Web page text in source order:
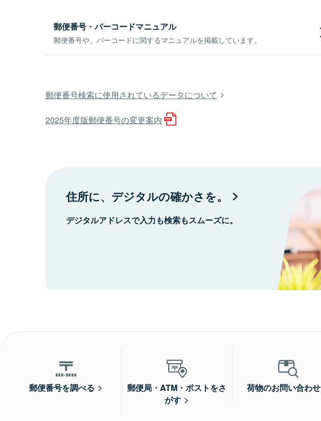
郵便番号・バーコードマニュアル
郵便番号や、バーコードに関するマニュアルを掲載しています。
郵便番号検索に使用されているデータについて
2025年度版郵便番号の変更案内
住所に、デジタルの確かさを。
デジタルアドレスで入力も検索もスムーズに。
郵便番号を調べる
郵便局・ATM・ポストをさ
がす
荷物のお問い合わせ